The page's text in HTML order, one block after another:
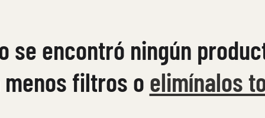
se encontró ningún
menos filtros o elimínalos